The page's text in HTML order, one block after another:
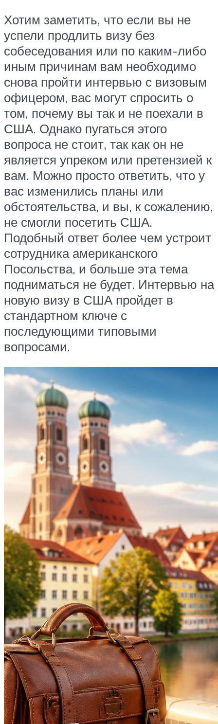
Хотим заметить, что если вы не
успели продлить визу без
собеседования или по каким-либо
иным причинам вам необходимо
снова пройти интервью с визовым
офицером, вас могут спросить о
том, почему вы так и не поехали в
США. Однако пугаться этого
вопроса не стоит, так как он не
является упреком или претензией к
вам. Можно просто ответить, что у
вас изменились планы или
обстоятельства, и вы, к сожалению,
не смогли посетить США.
Подобный ответ более чем устроит
сотрудника американского
Посольства, и больше эта тема
подниматься не будет. Интервью на
новую визу в США пройдет в
стандартном ключе с
последующими типовыми
вопросами.